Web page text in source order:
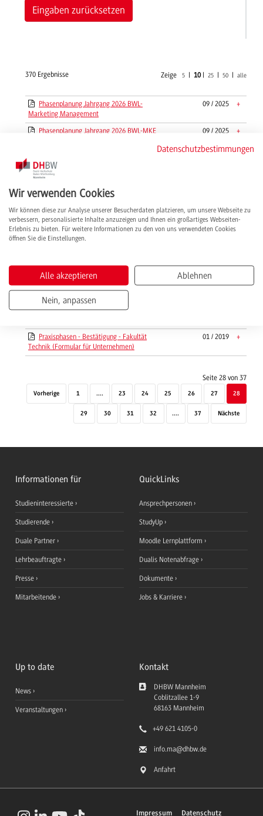
Eingaben zurücksetzen
370 Ergebnisse Zeige 5| 10| 25| 50| alle
Phasenplanung Jahrgang 2026 BWL-
Marketing Management
09 / 2025 +
Phasenplanung Jahrgang 2026 BWL-MKE 09 / 2025 +
06 / 2025 +
Phasenplanung Jahrgang 2026 BWL-
Medien/MMK
Phasenplanung Jahrgang 2026 ME-Digitale
Medien/MPG
02 / 2026
Gesundheitsmanagement
Phasenplanung und Termine Jahrgang 2022
bis 2025 WI-Software Engineering
03 / 2025 +
Phasenplanung WI-IMBIT Jahrgang 2023 -
Praxisphasen - Bestätigung - Fakultät
Technik (Formular für Unternehmen)
01 / 2019 +
Seite 28 von 37
Vorherige 1 .... 23 24 25 26 27 28
29 30 31 32 .... 37 Nächste
Informationen für
Studieninteressierte
Studierende
Duale Partner
Lehrbeauftragte
Presse
Mitarbeitende
QuickLinks
Ansprechpersonen
StudyUp
Moodle Lernplattform
Dualis Notenabfrage
Dokumente
Jobs & Karriere
Up to date
News
Veranstaltungen
Kontakt
DHBW Mannheim
Coblitzallee 1-9
68163 Mannheim
+49 621 4105-0
info.ma@dhbw.de
Anfahrt
Impressum Datenschutz
Datenschutzbestimmungen
Wir verwenden Cookies
Wir können diese zur Analyse unserer Besucherdaten platzieren, um unsere Webseite zu
verbessern, personalisierte Inhalte anzuzeigen und Ihnen ein großartiges Webseiten-
Erlebnis zu bieten. Für weitere Informationen zu den von uns verwendeten Cookies
öffnen Sie die Einstellungen.
Alle akzeptieren Ablehnen
Nein, anpassen